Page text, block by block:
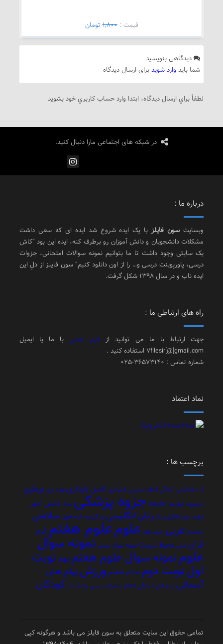
قيمت :1,800تومان
دیدگاهی بنویسید
شما باید وارد شویدبرای ارسال دیدگاه
لطفاً براي ارسال دیدگاه، ابتدا وارد حساب كاربري خود بشويد
در شبکه های اجتماعی مارا دنبال کنید.
درباره ما :
وبسایت سون فایلزبا یک ایده شروع شد ایده ای که سعی داشت
مشکلات دانشجویان و دانش آموزان رو برطرف کنه، ایده این بود “کاش
یک سایتی وجود داشت تا ما بتوانیم نمونه سوالات امتحانی، جزوات
درسی، پاورپوینت درسی و… را از اون دانلود کنیم” سون فایلز از دلِ این
ایده ناب و در سال 1398 شکل گرفت.
راه های ارتباطی ما :
جهت ارتباط با ما می توانید از فرم تماس با ما یا ایمیل
7filesir[@]gmail.com استفاده کنید .
شماره تماس : 36573140-025
نماد اعتماد
برچسب ها :
آب آزمایشی آلودگی اجاره استرس انبارداری اکسلبارداری بهره وری بیماری
تاریخچه ترازنامه جامعه جزوه پزشکی خاک دانش آموز
دولت دولت الکترونیک زبان انگلیسی زندگینامه ائمه اطهار سلامتی
سیستم عربی عربی نهم علومعلوم هفتمفرم
قرآن مالی محیط زیست نمونه سوال تستی نمونه سوال
علومنمونه سوال علوم هفتمنهم نوبت
اولنوبت دوم هشتم هفتم ورزشپیام های
آسمانی پیام های آسمانی هفتم پیشرفت درسی ژنتیک کار کودکان
تمامی حقوق این سایت متعلق به سون فایلز می باشد و هرگونه کپی